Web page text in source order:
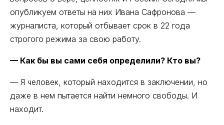
опубликуем ответы на них Ивана Сафронова —
журналиста, который отбывает срок в 22 года
строгого режима за свою работу.
— Как бы вы сами себя определили? Кто вы?
— Я человек, который находится в заключении, но
даже в нем пытается найти немного свободы. И
находит.